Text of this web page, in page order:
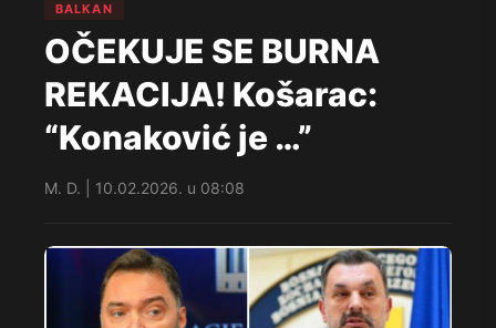
BALKAN
OČEKUJE SE BURNA
REKACIJA! Košarac:
“Konaković je …”
M. D. | 10.02.2026. u 08:08